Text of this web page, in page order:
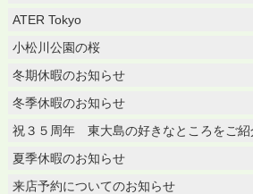
ATER Tokyo
小松川公園の桜
冬期休暇のお知らせ
冬季休暇のお知らせ
祝３５周年 東大島の好きなところをご紹
夏季休暇のお知らせ
来店予約についてのお知らせ